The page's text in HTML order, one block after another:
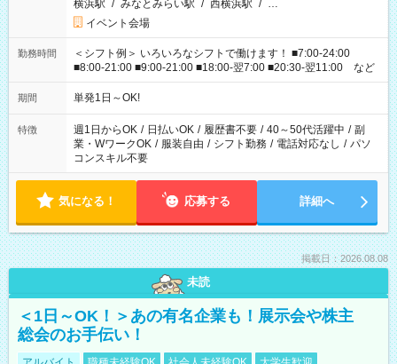
横浜駅 / みなとみらい駅 / 西横浜駅 / …
イベント会場
勤務時間
＜シフト例＞ いろいろなシフトで働けます！ ■7:00-24:00
■8:00-21:00 ■9:00-21:00 ■18:00-翌7:00 ■20:30-翌11:00 など
期間 単発1日～OK!
特徴 週1日からOK / 日払いOK / 履歴書不要 / 40～50代活躍中 / 副
業・WワークOK / 服装自由 / シフト勤務 / 電話対応なし / パソ
コンスキル不要
気になる！ 応募する 詳細へ
掲載日：2026.08.08
未読
＜1日～OK！＞あの有名企業も！展示会や株主
総会のお手伝い！